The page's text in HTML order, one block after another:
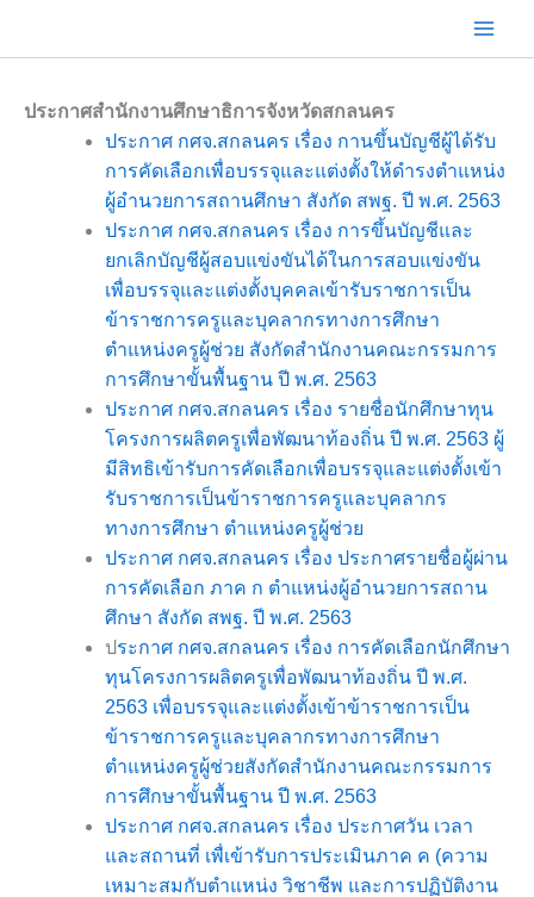
ประกาศสำนักงานศึกษาธิการจังหวัดสกลนคร
ประกาศ กศจ.สกลนคร เรื่อง กานขึ้นบัญชีผู้ได้รับ
การคัดเลือกเพื่อบรรจุและแต่งตั้งให้ดำรงตำแหน่ง
ผู้อำนวยการสถานศึกษา สังกัด สพฐ. ปี พ.ศ. 2563
ประกาศ กศจ.สกลนคร เรื่อง การขึ้นบัญชีและ
ยกเลิกบัญชีผู้สอบแข่งขันได้ในการสอบแข่งขัน
เพื่อบรรจุและแต่งตั้งบุคคลเข้ารับราชการเป็น
ข้าราชการครูและบุคลากรทางการศึกษา
ตำแหน่งครูผู้ช่วย สังกัดสำนักงานคณะกรรมการ
การศึกษาขั้นพื้นฐาน ปี พ.ศ. 2563
ประกาศ กศจ.สกลนคร เรื่อง รายชื่อนักศึกษาทุน
โครงการผลิตครูเพื่อพัฒนาท้องถิ่น ปี พ.ศ. 2563 ผู้
มีสิทธิเข้ารับการคัดเลือกเพื่อบรรจุและแต่งตั้งเข้า
รับราชการเป็นข้าราชการครูและบุคลากร
ทางการศึกษา ตำแหน่งครูผู้ช่วย
ประกาศ กศจ.สกลนคร เรื่อง ประกาศรายชื่อผู้ผ่าน
การคัดเลือก ภาค ก ตำแหน่งผู้อำนวยการสถาน
ศึกษา สังกัด สพฐ. ปี พ.ศ. 2563
ป ระกาศ กศจ.สกลนคร เรื่อง การคัดเลือกนักศึกษา
ทุนโครงการผลิตครูเพื่อพัฒนาท้องถิ่น ปี พ.ศ.
2563 เพื่อบรรจุและแต่งตั้งเข้าข้าราชการเป็น
ข้าราชการครูและบุคลากรทางการศึกษา
ตำแหน่งครูผู้ช่วยสังกัดสำนักงานคณะกรรมการ
การศึกษาขั้นพื้นฐาน ปี พ.ศ. 2563
ประกาศ กศจ.สกลนคร เรื่อง ประกาศวัน เวลา
และสถานที่ เพื่เข้ารับการประเมินภาค ค (ความ
เหมาะสมกับตำแหน่ง วิชาชีพ และการปฏิบัติงาน